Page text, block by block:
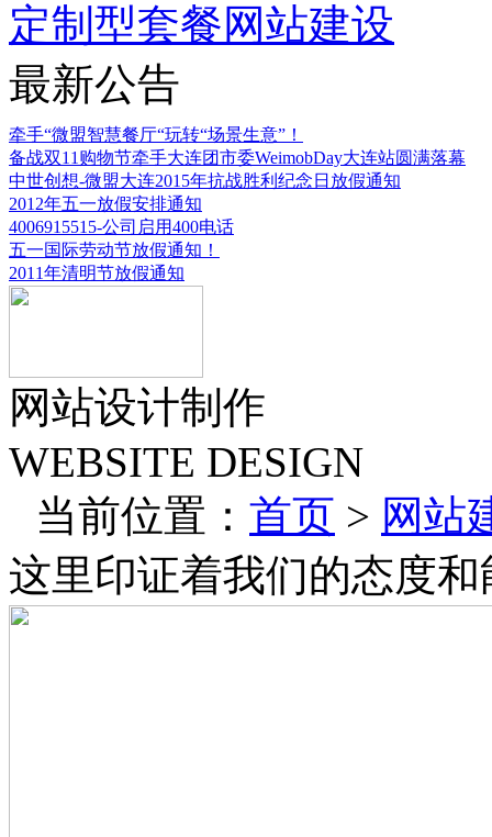
定制型套餐网站建设
最新公告
牵手“微盟智慧餐厅“玩转“场景生意”！
备战双11购物节牵手大连团市委WeimobDay大连站圆满落幕
中世创想-微盟大连2015年抗战胜利纪念日放假通知
2012年五一放假安排通知
4006915515-公司启用400电话
五一国际劳动节放假通知！
2011年清明节放假通知
网站设计制作
WEBSITE DESIGN
当前位置： 首页 > 网站
这里印证着我们的态度和